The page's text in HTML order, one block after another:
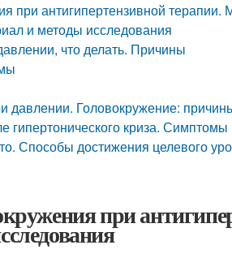
при антигипертензивной
и методы исследования
что делать. Причины
давлении. Головокружение:
гипертонического криза. Симптомы
Способы достижения целевого
при